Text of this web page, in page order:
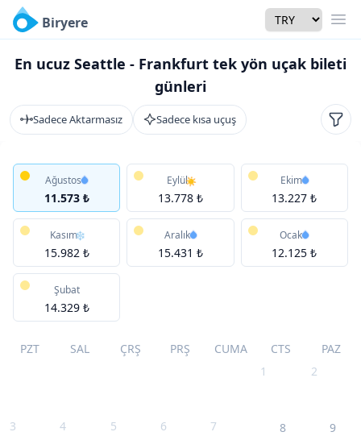
Biryere Currency
En ucuz Seattle - Frankfurt tek yön uçak bileti
günleri
Sadece Aktarmasız Sadece kısa uçuş
Ağustos
11.573 ₺
Eylül
13.778 ₺
Ekim
13.227 ₺
Kasım
15.982 ₺
Aralık
15.431 ₺
Ocak
12.125 ₺
Şubat
14.329 ₺
PZT SAL ÇRŞ PRŞ CUMA CTS
PAZ
1
2
3 4 5 6 7 8 9